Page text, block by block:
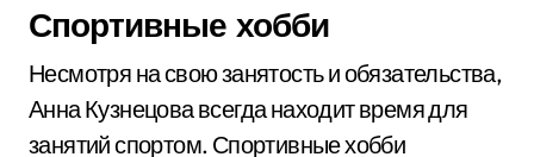
Спортивные хобби
Несмотря на свою занятость и обязательства,
Анна Кузнецова всегда находит время для
занятий спортом. Спортивные хобби